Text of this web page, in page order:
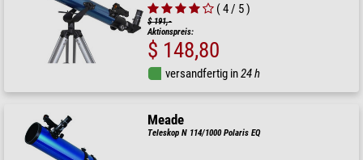
( 4 / 5 )
$ 191,-
Aktionspreis:
$ 148,80
versandfertig in24 h
Meade
Teleskop N 114/1000 Polaris EQ